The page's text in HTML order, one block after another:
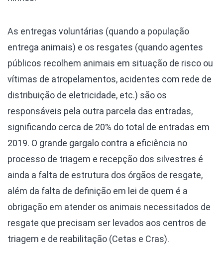
As entregas voluntárias (quando a população
entrega animais) e os resgates (quando agentes
públicos recolhem animais em situação de risco ou
vítimas de atropelamentos, acidentes com rede de
distribuição de eletricidade, etc.) são os
responsáveis pela outra parcela das entradas,
significando cerca de 20% do total de entradas em
2019. O grande gargalo contra a eficiência no
processo de triagem e recepção dos silvestres é
ainda a falta de estrutura dos órgãos de resgate,
além da falta de definição em lei de quem é a
obrigação em atender os animais necessitados de
resgate que precisam ser levados aos centros de
triagem e de reabilitação (Cetas e Cras).